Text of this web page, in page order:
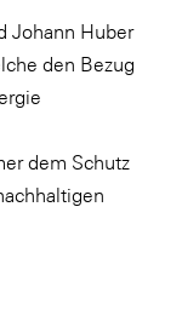
Johann Huber
den Bezug
dem Schutz